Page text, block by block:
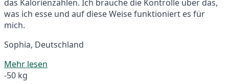
das Kalorienzählen. Ich brauche die Kontrolle über das,
was ich esse und auf diese Weise funktioniert es für
mich.
Sophia, Deutschland
Mehr lesen
-50 kg